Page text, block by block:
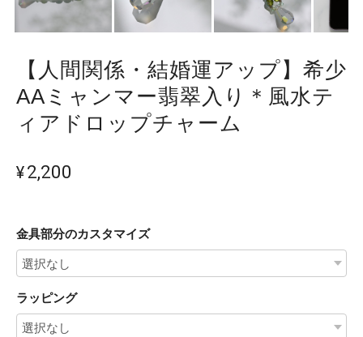
【人間関係・結婚運アップ】希少
AAミャンマー翡翠入り＊風水テ
ィアドロップチャーム
¥2,200
金具部分のカスタマイズ
ラッピング